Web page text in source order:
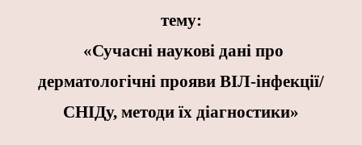
тему:
«Сучасні наукові дані про
дерматологічні прояви ВІЛ-інфекції/
СНІДу, методи їх діагностики»